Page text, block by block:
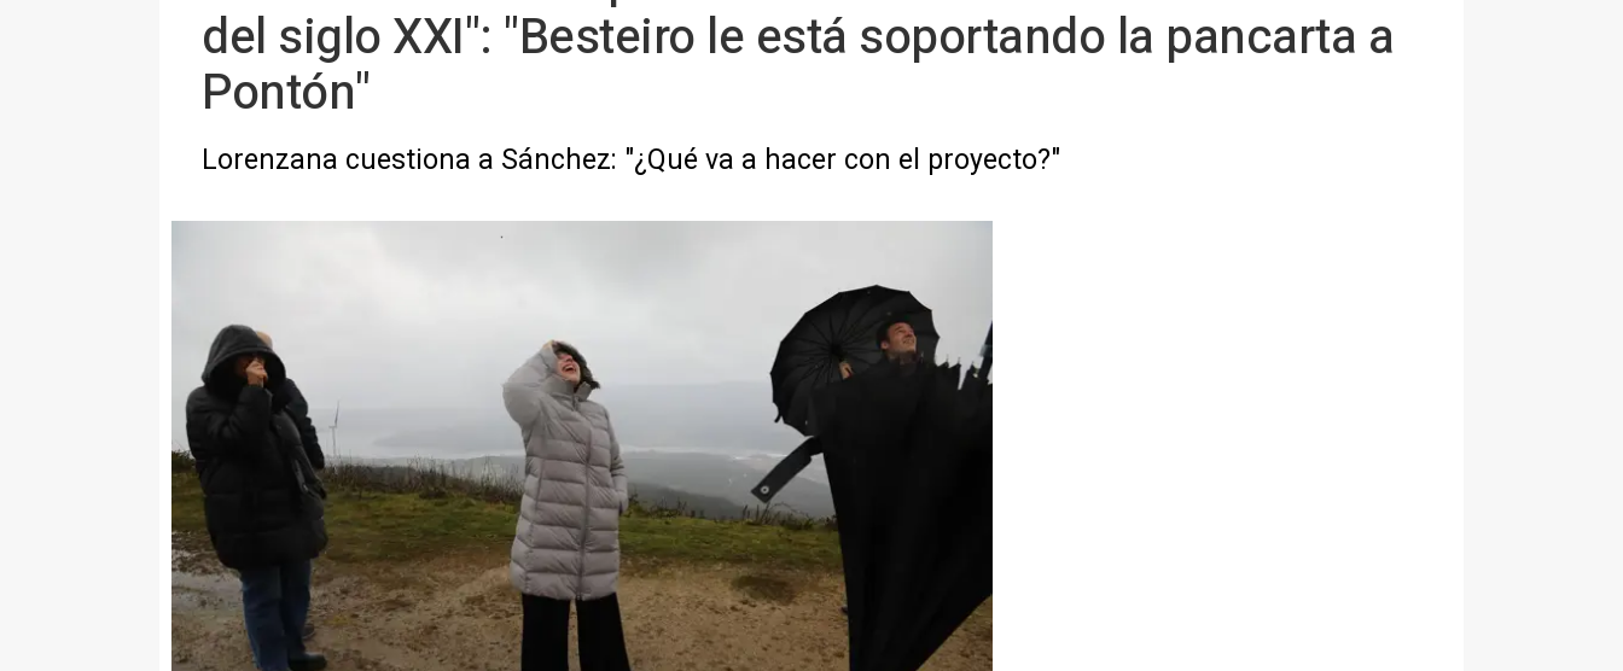
del siglo XXI": "Besteiro le está soportando la pancarta a
Pontón"
Lorenzana cuestiona a Sánchez: "¿Qué va a hacer con el proyecto?"